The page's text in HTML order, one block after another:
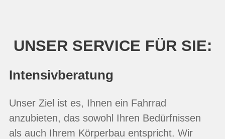
UNSER SERVICE FÜR SIE:
Intensivberatung
Unser Ziel ist es, Ihnen ein Fahrrad
anzubieten, das sowohl Ihren Bedürfnissen
als auch Ihrem Körperbau entspricht. Wir